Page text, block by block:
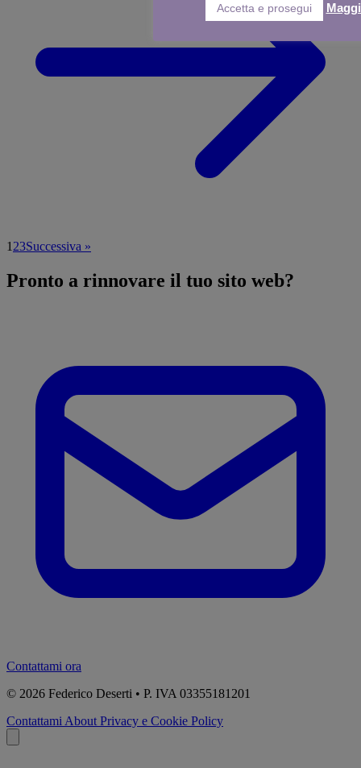
1 23Successiva »
Pronto a rinnovare il tuo sito web?
Contattami ora
© 2026 Federico Deserti • P. IVA 03355181201
Contattami About Privacy e Cookie Policy
Accetta e prosegui